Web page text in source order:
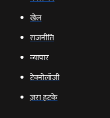
खेल
राजनीति
व्‍यापार
टेक्‍नोलॉजी
ज़रा हटके